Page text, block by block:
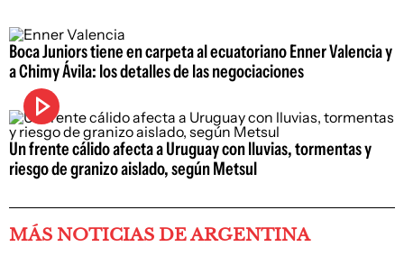
Boca Juniors tiene en carpeta al ecuatoriano Enner Valencia y
a Chimy Ávila: los detalles de las negociaciones
Un frente cálido afecta a Uruguay con lluvias, tormentas y
riesgo de granizo aislado, según Metsul
MÁS NOTICIAS DE ARGENTINA